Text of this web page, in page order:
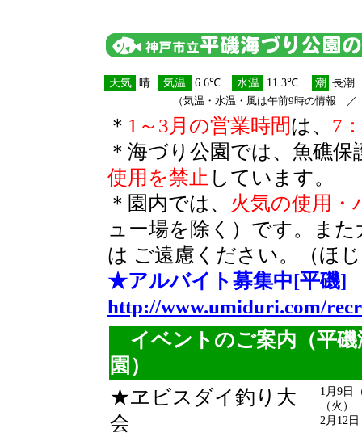
天気 晴 気温 6.6℃ 水温 11.3℃ 潮 長潮
（気温・水温・風は午前9時の情報
＊ 1～3月の営業時間は、 7
＊海づり公園では、魚礁保
使用を禁止 しています。
＊園内では、 火気の使用・
ュー場を除く）です。ま
は ご遠慮ください。（ほ
★アルバイト募集中[平磯]
http://www.umiduri.com/
イベントのご案内（平磯
園）
★ヱビスダイ釣り大
会
1月9日
（火）
2月12